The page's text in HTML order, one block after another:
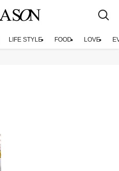
LIFE STYLE FOOD LOVE